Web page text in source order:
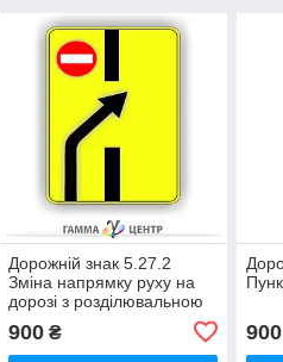
Дорожній знак 5.27.2
Зміна напрямку руху на
дорозі з розділювальною
900₴ 900